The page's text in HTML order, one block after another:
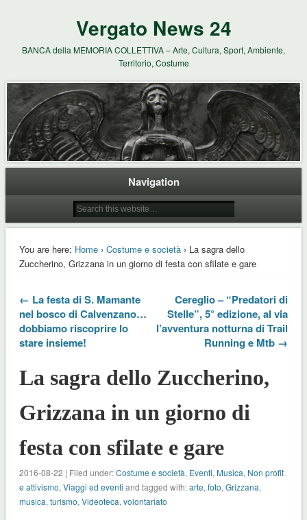
Vergato News 24
BANCA della MEMORIA COLLETTIVA – Arte, Cultura, Sport, Ambiente,
Territorio, Costume
Navigation
You are here: Home› Costume e società› La sagra dello
Zuccherino, Grizzana in un giorno di festa con sfilate e gare
← La festa di S. Mamante
nel bosco di Calvenzano…
dobbiamo riscoprire lo
stare insieme!
Cereglio – “Predatori di
Stelle”, 5° edizione, al via
l’avventura notturna di Trail
Running e Mtb →
La sagra dello Zuccherino,
Grizzana in un giorno di
festa con sfilate e gare
2016-08-22 | Filed under:Costume e società, Eventi, Musica, Non profit
e attivismo, Viaggi ed eventi and tagged with:arte, foto, Grizzana,
musica, turismo, Videoteca, volontariato